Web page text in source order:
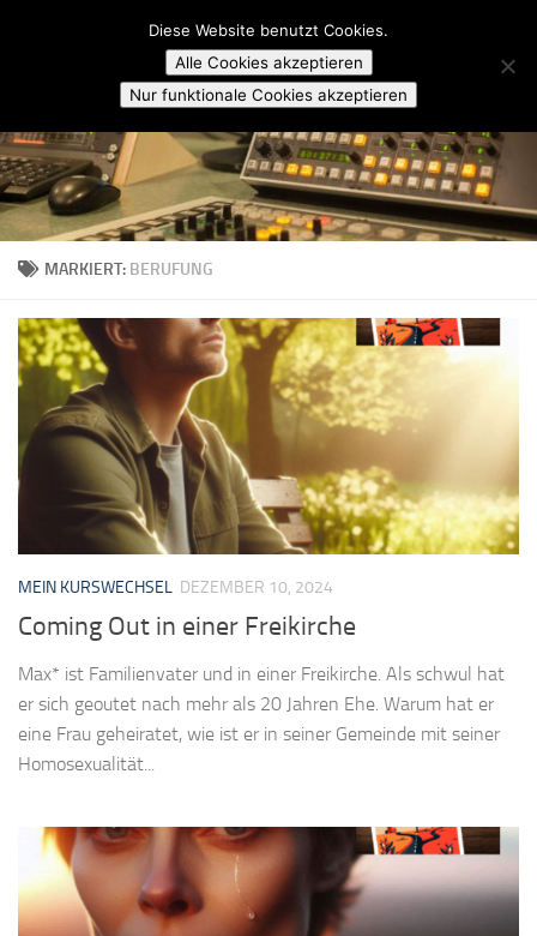
Skip to content
Campusradio Karlsruhe
MARKIERT: BERUFUNG
MEIN KURSWECHSEL DEZEMBER 10, 2024
Coming Out in einer Freikirche
Max* ist Familienvater und in einer Freikirche. Als schwul hat
er sich geoutet nach mehr als 20 Jahren Ehe. Warum hat er
eine Frau geheiratet, wie ist er in seiner Gemeinde mit seiner
Homosexualität...
Diese Website benutzt Cookies.
Alle Cookies akzeptieren
Nur funktionale Cookies akzeptieren